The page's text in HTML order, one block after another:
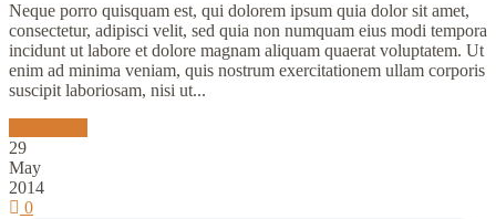
Neque porro quisquam est, qui dolorem ipsum quia dolor sit amet,
consectetur, adipisci velit, sed quia non numquam eius modi tempora
incidunt ut labore et dolore magnam aliquam quaerat voluptatem. Ut
enim ad minima veniam, quis nostrum exercitationem ullam corporis
suscipit laboriosam, nisi ut...
29
May
2014
0